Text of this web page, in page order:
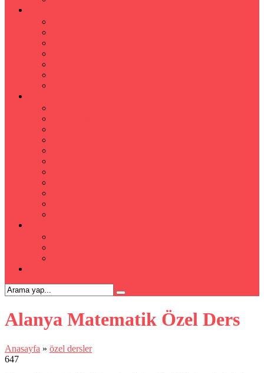
Alanya Matematik Özel Ders
Anasayfa » özel dersler
647